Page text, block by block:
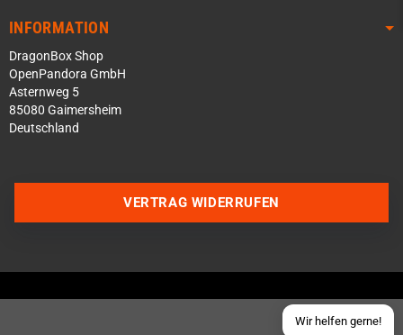
INFORMATION
DragonBox Shop
OpenPandora GmbH
Asternweg 5
85080 Gaimersheim
Deutschland
Wir helfen gerne!
Schick uns eine eMail
VERTRAG WIDERRUFEN